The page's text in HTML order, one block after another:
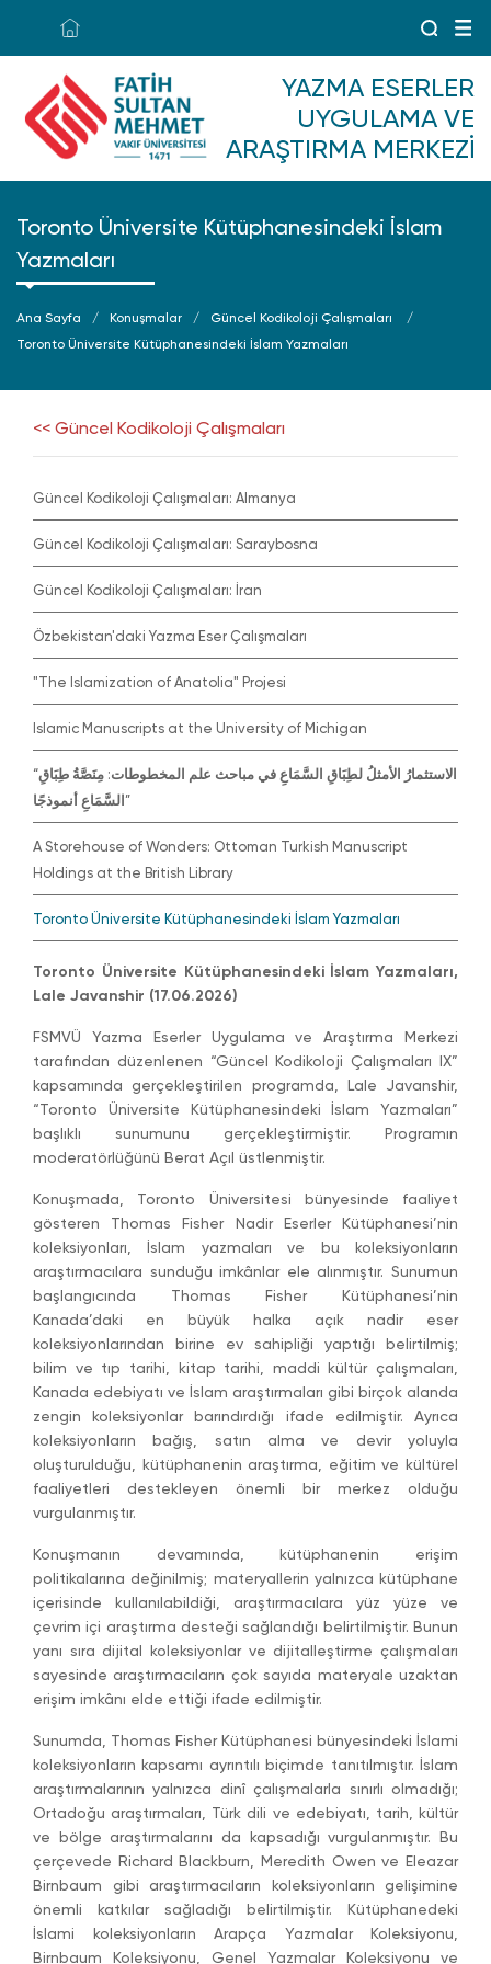
YAZMA ESERLER
UYGULAMA VE
ARAŞTIRMA MERKEZI
Toronto Üniversite Kütüphanesindeki İslam
Yazmaları
Ana Sayfa Konuşmalar
Güncel Kodikoloji Çalışmaları
Toronto Üniversite Kütüphanesindeki İslam Yazmaları
<< Güncel Kodikoloji Çalışmaları
Güncel Kodikoloji Çalışmaları: Almanya
Güncel Kodikoloji Çalışmaları: Saraybosna
Güncel Kodikoloji Çalışmaları: İran
Özbekistan'daki Yazma Eser Çalışmaları
"The Islamization of Anatolia" Projesi
Islamic Manuscripts at the University of Michigan
“الاستثمارُ الأمثلُ لطِبَاقِ السَّمَاعِ في مباحث علم المخطوطات: مِنَصَّةُ طِبَاقِ
السَّمَاعِ أنموذجًا”
A Storehouse of Wonders: Ottoman Turkish Manuscript
Holdings at the British Library
Toronto Üniversite Kütüphanesindeki İslam Yazmaları
Toronto Üniversite Kütüphanesindeki İslam Yazmaları,
Lale Javanshir (17.06.2026)
FSMVÜ Yazma Eserler Uygulama ve Araştırma Merkezi
tarafından düzenlenen “Güncel Kodikoloji Çalışmaları IX”
kapsamında gerçekleştirilen programda, Lale Javanshir,
“Toronto Üniversite Kütüphanesindeki İslam Yazmaları”
başlıklı sunumunu gerçekleştirmiştir. Programın
moderatörlüğünü Berat Açıl üstlenmiştir.
Konuşmada, Toronto Üniversitesi bünyesinde faaliyet
gösteren Thomas Fisher Nadir Eserler Kütüphanesi’nin
koleksiyonları, İslam yazmaları ve bu koleksiyonların
araştırmacılara sunduğu imkânlar ele alınmıştır. Sunumun
başlangıcında Thomas Fisher Kütüphanesi’nin
Kanada’daki en büyük halka açık nadir eser
koleksiyonlarından birine ev sahipliği yaptığı belirtilmiş;
bilim ve tıp tarihi, kitap tarihi, maddi kültür çalışmaları,
Kanada edebiyatı ve İslam araştırmaları gibi birçok alanda
zengin koleksiyonlar barındırdığı ifade edilmiştir. Ayrıca
koleksiyonların bağış, satın alma ve devir yoluyla
oluşturulduğu, kütüphanenin araştırma, eğitim ve kültürel
faaliyetleri destekleyen önemli bir merkez olduğu
vurgulanmıştır.
Konuşmanın devamında, kütüphanenin erişim
politikalarına değinilmiş; materyallerin yalnızca kütüphane
içerisinde kullanılabildiği, araştırmacılara yüz yüze ve
çevrim içi araştırma desteği sağlandığı belirtilmiştir. Bunun
yanı sıra dijital koleksiyonlar ve dijitalleştirme çalışmaları
sayesinde araştırmacıların çok sayıda materyale uzaktan
erişim imkânı elde ettiği ifade edilmiştir.
Sunumda, Thomas Fisher Kütüphanesi bünyesindeki İslami
koleksiyonların kapsamı ayrıntılı biçimde tanıtılmıştır. İslam
araştırmalarının yalnızca dinî çalışmalarla sınırlı olmadığı;
Ortadoğu araştırmaları, Türk dili ve edebiyatı, tarih, kültür
ve bölge araştırmalarını da kapsadığı vurgulanmıştır. Bu
çerçevede Richard Blackburn, Meredith Owen ve Eleazar
Birnbaum gibi araştırmacıların koleksiyonların gelişimine
önemli katkılar sağladığı belirtilmiştir. Kütüphanedeki
İslami koleksiyonların Arapça Yazmalar Koleksiyonu,
Birnbaum Koleksiyonu, Genel Yazmalar Koleksiyonu ve